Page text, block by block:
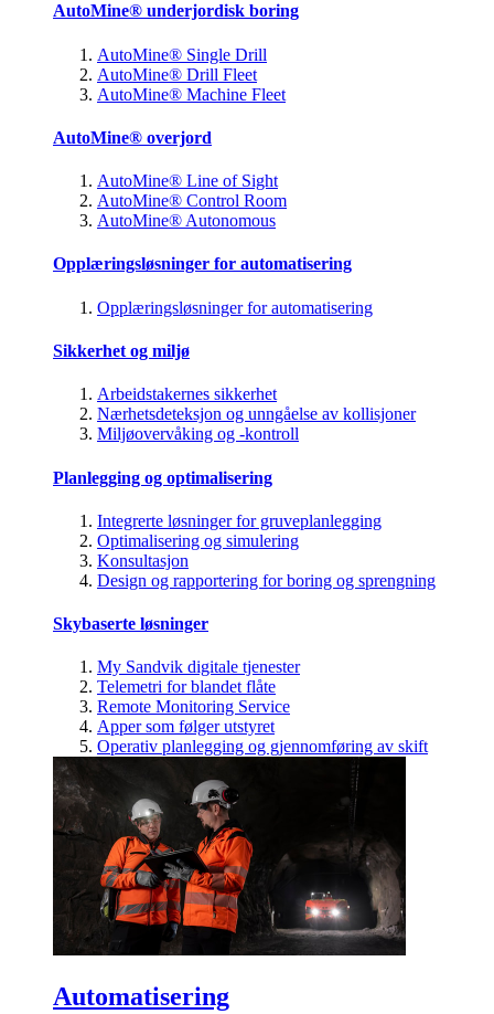
AutoMine® underjordisk boring
AutoMine® Single Drill
AutoMine® Drill Fleet
AutoMine® Machine Fleet
AutoMine® overjord
AutoMine® Line of Sight
AutoMine® Control Room
AutoMine® Autonomous
Opplæringsløsninger for automatisering
Opplæringsløsninger for automatisering
Sikkerhet og miljø
Arbeidstakernes sikkerhet
Nærhetsdeteksjon og unngåelse av kollisjoner
Miljøovervåking og -kontroll
Planlegging og optimalisering
Integrerte løsninger for gruveplanlegging
Optimalisering og simulering
Konsultasjon
Design og rapportering for boring og sprengning
Skybaserte løsninger
My Sandvik digitale tjenester
Telemetri for blandet flåte
Remote Monitoring Service
Apper som følger utstyret
Operativ planlegging og gjennomføring av skift
Automatisering